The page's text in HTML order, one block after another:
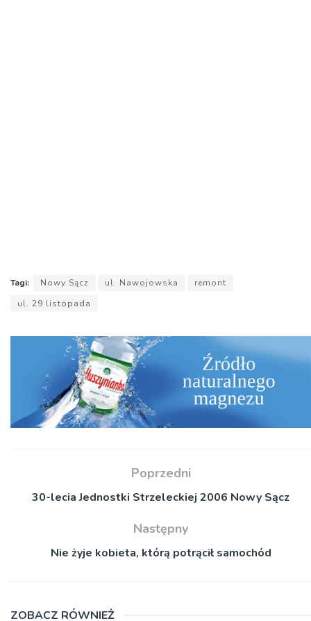
Tagi: Nowy Sącz ul. Nawojowska
remont
ul. 29 listopada
Poprzedni
30-lecia Jednostki Strzeleckiej 2006 Nowy Sącz
Następny
Nie żyje kobieta, którą potrącił samochód
ZOBACZ RÓWNIEŻ